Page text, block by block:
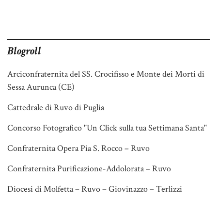
Blogroll
Arciconfraternita del SS. Crocifisso e Monte dei Morti di
Sessa Aurunca (CE)
Cattedrale di Ruvo di Puglia
Concorso Fotografico "Un Click sulla tua Settimana Santa"
Confraternita Opera Pia S. Rocco – Ruvo
Confraternita Purificazione-Addolorata – Ruvo
Diocesi di Molfetta – Ruvo – Giovinazzo – Terlizzi